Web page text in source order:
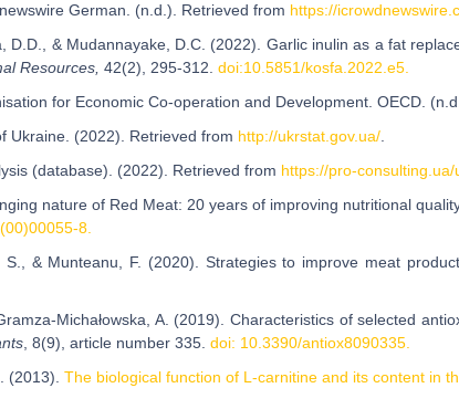
German. (n.d.). Retrieved from https://
D.D., & Mudannayake, D.C. (2022). Garlic inulin as a fat
Resources, 42(2), 295-312. doi:10.5851/kosfa.2022.e5.
for Economic Co-operation and Development. OECD.
Ukraine. (2022). Retrieved from http://ukrstat.gov.ua/
(database). (2022). Retrieved from https://pro-consulting.ua/
nature of Red Meat: 20 years of improving nutritional
8.
& Munteanu, F. (2020). Strategies to improve meat
Michałowska, A. (2019). Characteristics of selected
, 8(9), article number 335. doi: 10.3390/antiox8090335.
(2013). The biological function of L-carnitine and its content in